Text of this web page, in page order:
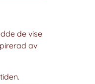
de vise
av